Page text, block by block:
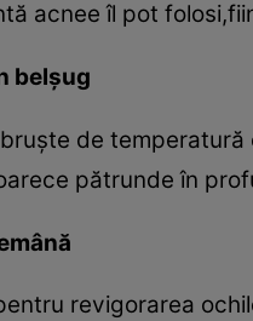
acnee îl pot
belşug
de
pătrunde în
revigorarea